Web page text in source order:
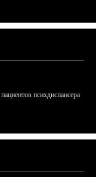
психдиспансера